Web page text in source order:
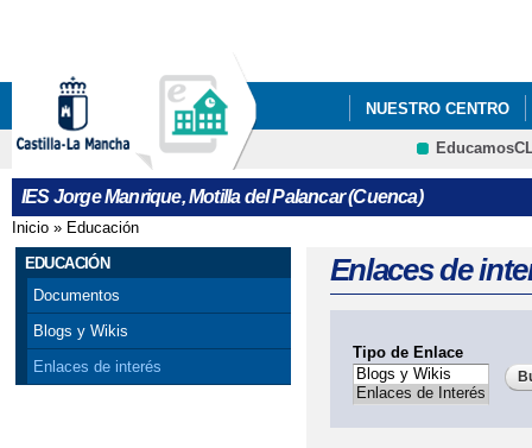
NUESTRO CENTRO
FOTOGRAFÍAS
IES Jorge Manrique, Motilla del Palancar (Cuenca)
Se encuentra usted aquí
Inicio » Educación
EDUCACIÓN
Documentos
Blogs y Wikis
Enlaces de interés
Enlaces de
Tipo de Enlace